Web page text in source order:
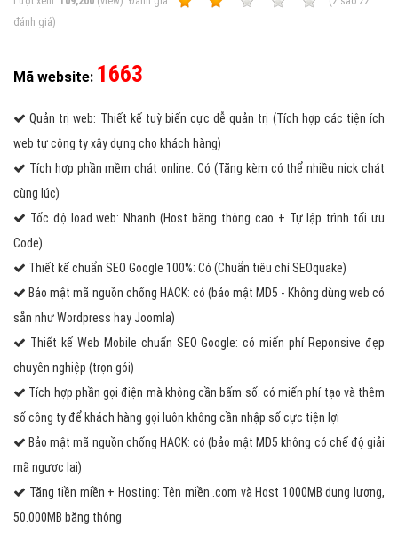
đánh giá)
Mã website: 1663
Quản trị web: Thiết kế tuỳ biến cực dễ quản trị (Tích hợp các tiện ích
web tự công ty xây dựng cho khách hàng)
Tích hợp phần mềm chát online: Có (Tặng kèm có thể nhiều nick chát
cùng lúc)
Tốc độ load web: Nhanh (Host băng thông cao + Tự lập trình tối ưu
Code)
Thiết kế chuẩn SEO Google 100%: Có (Chuẩn tiêu chí SEOquake)
Bảo mật mã nguồn chống HACK: có (bảo mật MD5 - Không dùng web có
sẵn như Wordpress hay Joomla)
Thiết kế Web Mobile chuẩn SEO Google: có miến phí Reponsive đẹp
chuyên nghiệp (trọn gói)
Tích hợp phần gọi điện mà không cần bấm số: có miến phí tạo và thêm
số công ty để khách hàng gọi luôn không cần nhập số cực tiện lợi
Bảo mật mã nguồn chống HACK: có (bảo mật MD5 không có chế độ giải
mã ngược lại)
Tặng tiền miền + Hosting: Tên miền .com và Host 1000MB dung lượng,
50.000MB băng thông